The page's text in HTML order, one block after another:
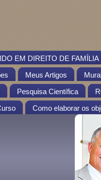
EM DIREITO DE FAMÍLIA
Meus Artigos Mural
Pesquisa Científica
Como elaborar os